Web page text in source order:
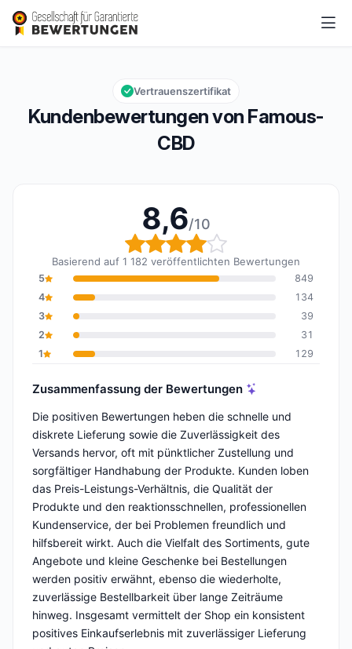
Famous-CBD
Gesamtbewertung: 8,6 von 10
8,6/10
Kundenbewertungen von Famous-
CBD
Vertrauenszertifikat
8,6/10
Gesamtbewertung: 8,6
Basierend auf 1 182 veröffentlichten Bewertungen
5
849
4
134
3
39
2
31
1
129
Zusammenfassung der Bewertungen
Die positiven Bewertungen heben die schnelle und
diskrete Lieferung sowie die Zuverlässigkeit des
Versands hervor, oft mit pünktlicher Zustellung und
sorgfältiger Handhabung der Produkte. Kunden loben
das Preis-Leistungs-Verhältnis, die Qualität der
Produkte und den reaktionsschnellen, professionellen
Kundenservice, der bei Problemen freundlich und
hilfsbereit wirkt. Auch die Vielfalt des Sortiments, gute
Angebote und kleine Geschenke bei Bestellungen
werden positiv erwähnt, ebenso die wiederholte,
zuverlässige Bestellbarkeit über lange Zeiträume
hinweg. Insgesamt vermittelt der Shop ein konsistent
positives Einkaufserlebnis mit zuverlässiger Lieferung